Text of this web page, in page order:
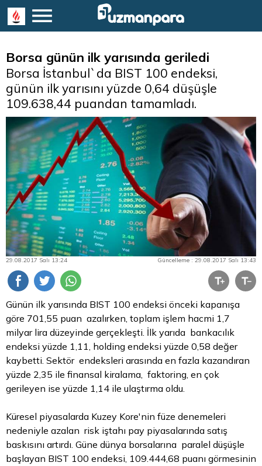
Borsa günün ilk yarısında geriledi
Borsa İstanbul`da BIST 100 endeksi,
günün ilk yarısını yüzde 0,64 düşüşle
109.638,44 puandan tamamladı.
29.08.2017 Salı 13:24 Güncelleme : 29.08.2017 Salı 13:43
Günün ilk yarısında BIST 100 endeksi önceki kapanışa
göre 701,55 puan azalırken, toplam işlem hacmi 1,7
milyar lira düzeyinde gerçekleşti. İlk yarıda bankacılık
endeksi yüzde 1,11, holding endeksi yüzde 0,58 değer
kaybetti. Sektör endeksleri arasında en fazla kazandıran
yüzde 2,35 ile finansal kiralama, faktoring, en çok
gerileyen ise yüzde 1,14 ile ulaştırma oldu.
Küresel piyasalarda Kuzey Kore'nin füze denemeleri
nedeniyle azalan risk iştahı pay piyasalarında satış
baskısını artırdı. Güne dünya borsalarına paralel düşüşle
başlayan BIST 100 endeksi, 109.444,68 puanı görmesinin